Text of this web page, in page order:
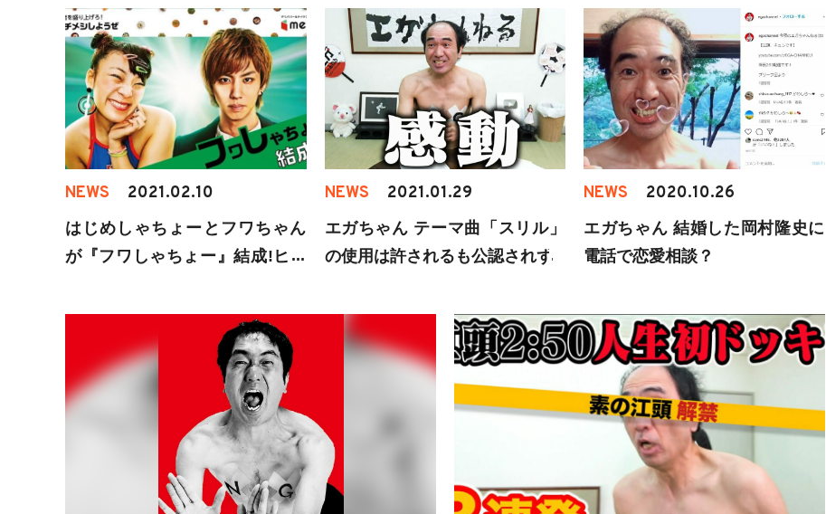
NEWS 2021.02.10
はじめしゃちょーとフワちゃん
が『フワしゃちょー』結成!ヒカ
企画に参加
NEWS 2021.01.29
エガちゃん テーマ曲「スリル」
の使用は許されるも公認されず
NEWS 2020.10.26
エガちゃん 結婚した岡村隆史に
電話で恋愛相談？